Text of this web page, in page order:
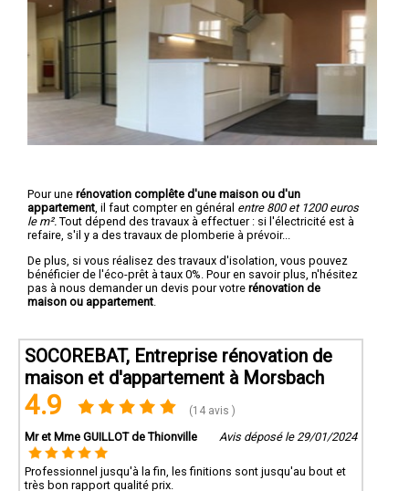
Pour une rénovation complête d'une maison ou d'un
appartement , il faut compter en général entre 800 et 1200 euros
le m². Tout dépend des travaux à effectuer : si l'électricité est à
refaire, s'il y a des travaux de plomberie à prévoir...
De plus, si vous réalisez des travaux d'isolation, vous pouvez
bénéficier de l'éco-prêt à taux 0%. Pour en savoir plus, n'hésitez
pas à nous demander un devis pour votre rénovation de
maison ou appartement
SOCOREBAT, Entreprise rénovation de
maison et d'appartement à Morsbach
4.9 (14 avis )
Mr et Mme GUILLOT de Thionville Avis déposé le 29/01/2024
Professionnel jusqu'à la fin, les finitions sont jusqu'au bout et
très bon rapport qualité prix.